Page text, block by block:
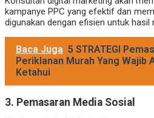
kampanye PPC yang efektif dan
digunakan dengan efisien untuk hasil
Baca Juga 5 STRATEGI
Periklanan Murah Yang Wajib
Ketahui
3. Pemasaran Media Sosial